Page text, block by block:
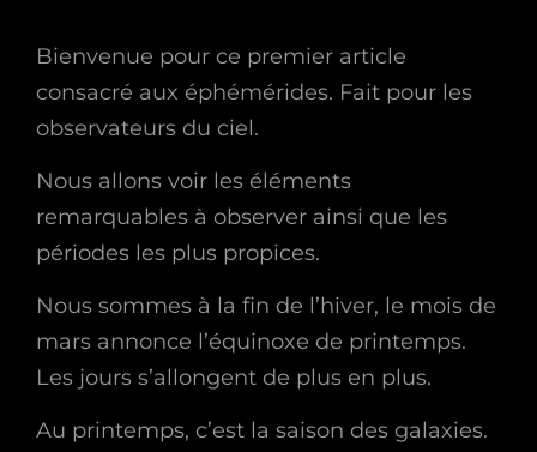
Bienvenue pour ce premier article
consacré aux éphémérides. Fait pour les
observateurs du ciel.
Nous allons voir les éléments
remarquables à observer ainsi que les
périodes les plus propices.
Nous sommes à la fin de l’hiver, le mois de
mars annonce l’équinoxe de printemps.
Les jours s’allongent de plus en plus.
Au printemps, c’est la saison des galaxies.